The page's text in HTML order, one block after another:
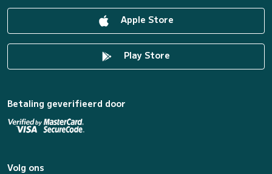
Apple Store
Play Store
Betaling geverifieerd door
Volg ons